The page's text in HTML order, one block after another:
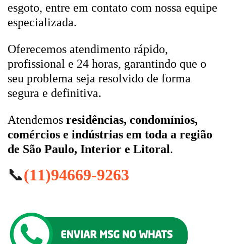
esgoto, entre em contato com nossa equipe
especializada.
Oferecemos atendimento rápido,
profissional e 24 horas, garantindo que o
seu problema seja resolvido de forma
segura e definitiva.
Atendemos residências, condomínios,
comércios e indústrias em toda a região
de São Paulo, Interior e Litoral.
📞(11)94669-9263